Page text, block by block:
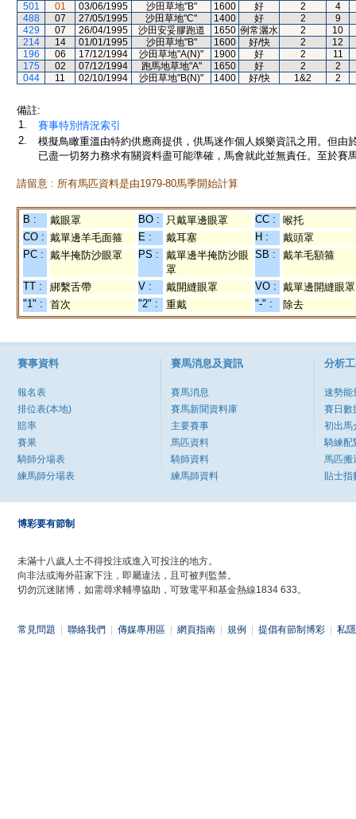
501
01 03/06/1995 沙田草地"B" 1600 好 2 4
488
07 27/05/1995 沙田草地"C" 1400 好 2 9
429
07 26/04/1995 沙田安妥膠跑道 1650 例常灑水 2 10
214
14 01/01/1995 沙田草地"B" 1600 好/快 2 12
196
06 17/12/1994 沙田草地"A(N)" 1900 好 2 11
175
02 07/12/1994 跑馬地草地"A" 1650 好 2 2
044
11 02/10/1994 沙田草地"B(N)" 1400 好/快 1&2 2
備註:
1.
賽事特別情況索引
2.
模擬鳥瞰重溫由特約供應商提供，供馬迷作個人娛樂資訊之用。但
已盡一切努力務求有關資料盡可能準確，馬會就此並無責任。至於賽
請留意 : 所有馬匹資料是由1979-80馬季開始計算
B : 戴眼罩 BO : 只戴單邊眼罩 CC :
喉托
CO : 戴單邊羊毛面箍 E : 戴耳塞 H :
戴頭罩
PC : 戴半掩防沙眼罩 PS :
戴單邊半掩防沙眼
罩
SB : 戴羊毛額箍
TT : 綁繫舌帶 V : 戴開縫眼罩 VO : 戴單邊開縫眼罩
"1" :
首次 "2" : 重戴 "-" : 除去
賽事資料
報名表
排位表(本地)
賠率
賽果
騎師分場表
練馬師分場表
賽馬消息及資訊
賽馬消息
賽馬新聞資料庫
主要賽事
馬匹資料
騎師資料
練馬師資料
分析
速勢能
賽日數
初出馬
騎練配
馬匹搬
貼士指
博彩要有節制
未滿十八歲人士不得投注或進入可投注的地方。
向非法或海外莊家下注，即屬違法，且可被判監禁。
切勿沉迷賭博，如需尋求輔導協助，可致電平和基金熱線1834 633。
常見問題 聯絡我們 傳媒專用區 網頁指南 規例 提倡有節制博彩 私